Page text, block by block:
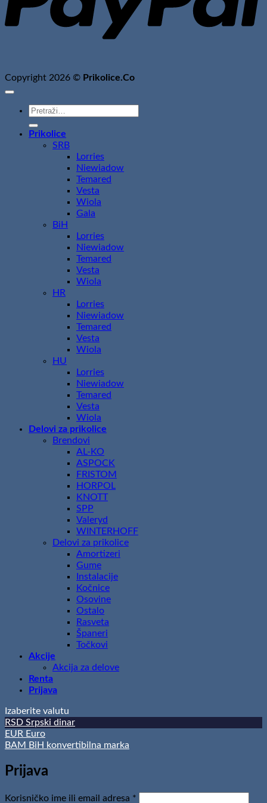
Copyright 2026 © Prikolice.Co
Pretraži:
Prikolice
SRB
Lorries
Niewiadow
Temared
Vesta
Wiola
Gala
BiH
Lorries
Niewiadow
Temared
Vesta
Wiola
HR
Lorries
Niewiadow
Temared
Vesta
Wiola
HU
Lorries
Niewiadow
Temared
Vesta
Wiola
Delovi za prikolice
Brendovi
AL-KO
ASPOCK
FRISTOM
HORPOL
KNOTT
SPP
Valeryd
WINTERHOFF
Delovi za prikolice
Amortizeri
Gume
Instalacije
Kočnice
Osovine
Ostalo
Rasveta
Španeri
Točkovi
Akcije
Akcija za delove
Renta
Prijava
Izaberite valutu
RSD Srpski dinar
EUR Euro
BAM
BiH konvertibilna marka
Prijava
Korisničko ime ili email adresa *